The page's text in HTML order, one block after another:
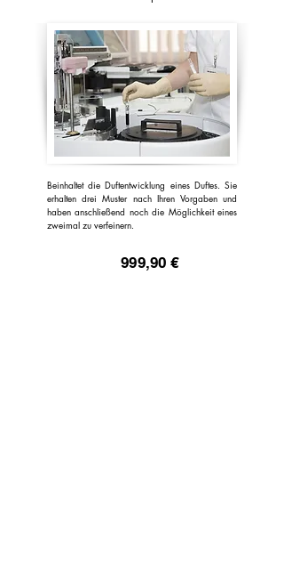
Beinhaltet die Duftentwicklung eines Duftes. Sie
erhalten drei Muster nach Ihren Vorgaben und
haben anschließend noch die Möglichkeit eines
zweimal zu verfeinern.
999,90 €